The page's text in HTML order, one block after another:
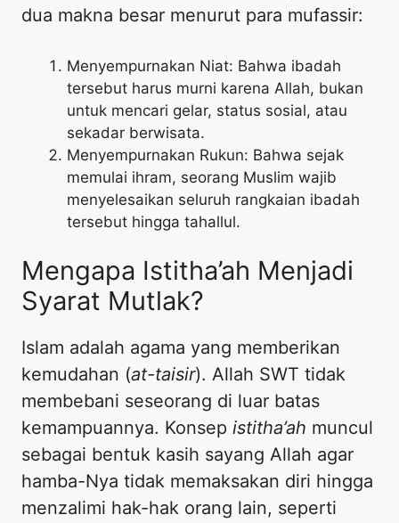
dua makna besar menurut para mufassir:
Menyempurnakan Niat: Bahwa ibadah
tersebut harus murni karena Allah, bukan
untuk mencari gelar, status sosial, atau
sekadar berwisata.
Menyempurnakan Rukun: Bahwa sejak
memulai ihram, seorang Muslim wajib
menyelesaikan seluruh rangkaian ibadah
tersebut hingga tahallul.
Mengapa Istitha’ah Menjadi
Syarat Mutlak?
Islam adalah agama yang memberikan
kemudahan (at-taisir). Allah SWT tidak
membebani seseorang di luar batas
kemampuannya. Konsep istitha’ah muncul
sebagai bentuk kasih sayang Allah agar
hamba-Nya tidak memaksakan diri hingga
menzalimi hak-hak orang lain, seperti